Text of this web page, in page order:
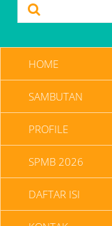
HOME
SAMBUTAN
PROFILE
SPMB 2026
DAFTAR ISI